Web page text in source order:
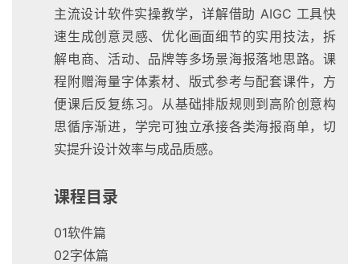
主流设计软件实操教学，详解借助 AIGC 工具快
速生成创意灵感、优化画面细节的实用技法，拆
解电商、活动、品牌等多场景海报落地思路。课
程附赠海量字体素材、版式参考与配套课件，方
便课后反复练习。从基础排版规则到高阶创意构
思循序渐进，学完可独立承接各类海报商单，切
实提升设计效率与成品质感。
课程目录
01软件篇
02字体篇